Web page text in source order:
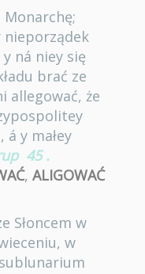
nieporządek
ná niey się
brać ze
allegować, że
y małey
45 .
, ALIGOWAĆ
Słoncem w
w